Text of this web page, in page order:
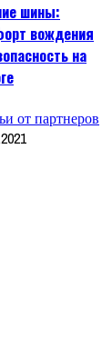
шины:
вождения
на
от партнеров